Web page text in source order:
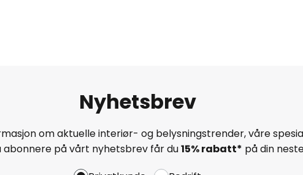
Nyhetsbrev
om aktuelle interiør- og belysningstrender, våre
abonnere på vårt nyhetsbrev får du15% rabatt* på din